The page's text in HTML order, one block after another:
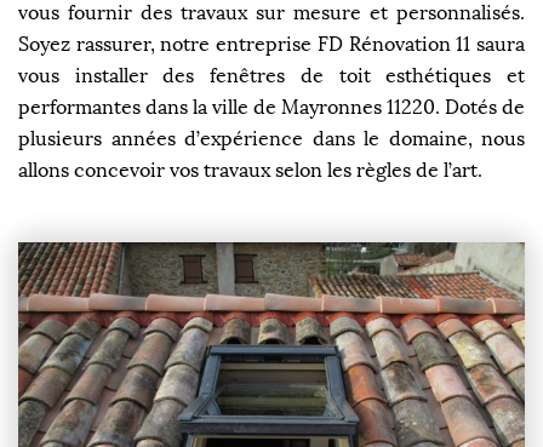
vous fournir des travaux sur mesure et personnalisés.
Soyez rassurer, notre entreprise FD Rénovation 11 saura
vous installer des fenêtres de toit esthétiques et
performantes dans la ville de Mayronnes 11220. Dotés de
plusieurs années d’expérience dans le domaine, nous
allons concevoir vos travaux selon les règles de l’art.